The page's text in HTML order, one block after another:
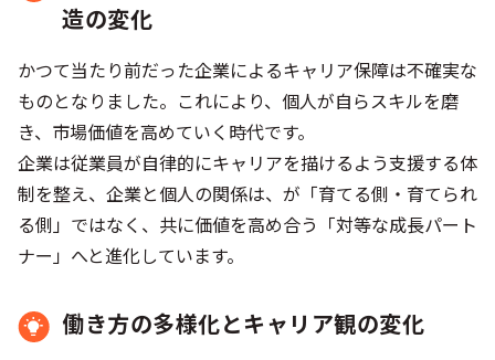
造の変化
かつて当たり前だった企業によるキャリア保障は不確実な
ものとなりました。これにより、個人が自らスキルを磨
き、市場価値を高めていく時代です。
企業は従業員が自律的にキャリアを描けるよう支援する体
制を整え、企業と個人の関係は、が「育てる側・育てられ
る側」ではなく、共に価値を高め合う「対等な成長パート
ナー」へと進化しています。
働き方の多様化とキャリア観の変化